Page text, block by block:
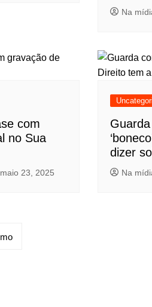
Na
com
no Sua
maio 23, 2025
dizer
Na